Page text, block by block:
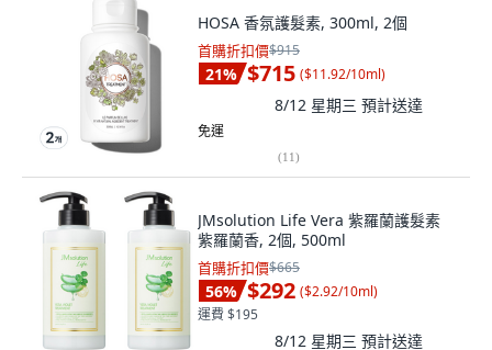
HOSA 香氛護髮素, 300ml, 2個
首購折扣價$915
21% $715 ($11.92/10ml)
8/12 星期三 預計送達
免運
(11)
JMsolution Life Vera 紫羅蘭護髮素
紫羅蘭香, 2個, 500ml
首購折扣價$665
56% $292 ($2.92/10ml)
運費 $195
8/12 星期三 預計送達